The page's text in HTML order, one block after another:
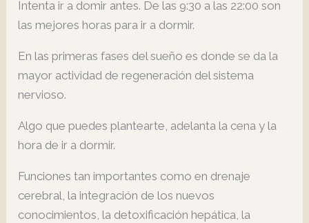
Intenta ir a domir antes. De las 9:30 a las 22:00 son
las mejores horas para ir a dormir.
En las primeras fases del sueño es donde se da la
mayor actividad de regeneración del sistema
nervioso.
Algo que puedes plantearte, adelanta la cena y la
hora de ir a dormir.
Funciones tan importantes como en drenaje
cerebral, la integración de los nuevos
conocimientos, la detoxificación hepática, la